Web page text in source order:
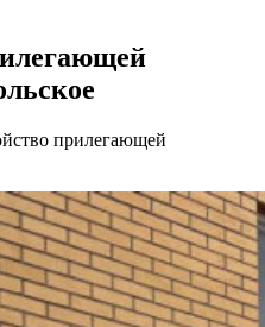
прилегающей